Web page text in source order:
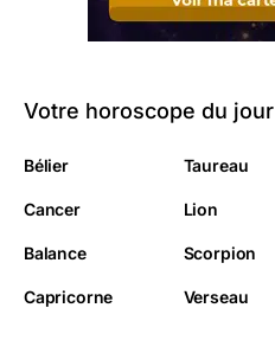
Votre horoscope du jour
Bélier Taureau
Cancer Lion
Balance Scorpion
Capricorne Verseau